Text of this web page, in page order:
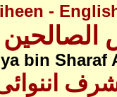
-
bin Sharaf